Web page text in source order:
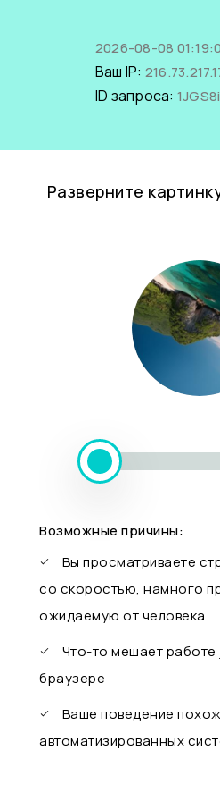
2026-08-08
Ваш IP:
ID запроса:
Разверните
Возможные причины:
Вы просматриваете
со скоростью, намного
ожидаемую от человека
Что-то мешает
браузере
Ваше поведение
автоматизированных